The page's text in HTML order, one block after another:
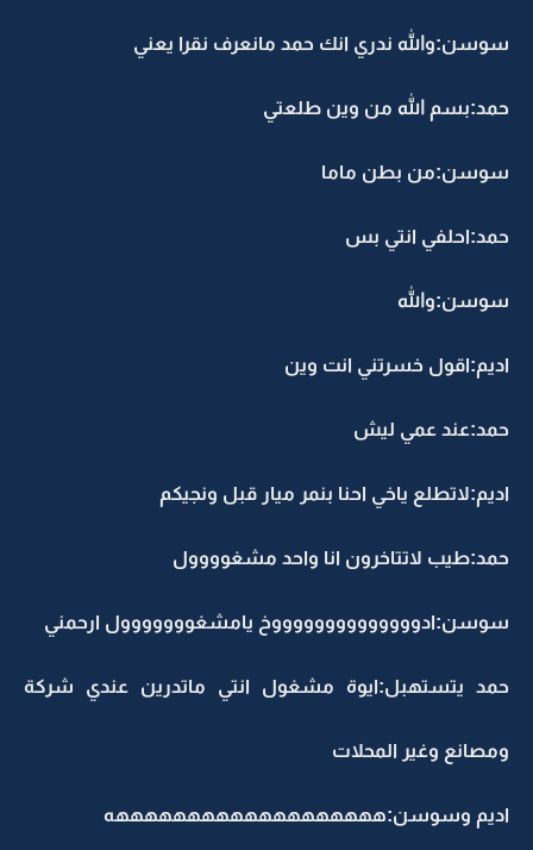
سوسن:والله ندري انك حمد مانعرف نقرا يعني
حمد:بسم الله من وين طلعتي
سوسن:من بطن ماما
حمد:احلفي انتي بس
سوسن:والله
اديم:اقول خسرتني انت وين
حمد:عند عمي ليش
اديم:لاتطلع ياخي احنا بنمر ميار قبل ونجيكم
حمد:طيب لاتتاخرون انا واحد مشغوووول
سوسن:ادووووووووووووووخ يامشغووووووول ارحمني
حمد يتستهبل:ايوة مشغول انتي ماتدرين عندي شركة
ومصانع وغير المحلات
اديم وسوسن:هههههههههههههههههههه